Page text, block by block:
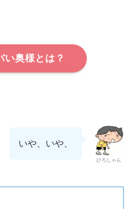
い奥様とは？
ひろしゃん
いや、いや、